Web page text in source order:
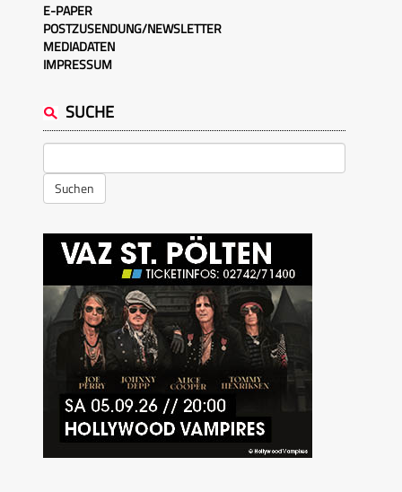
E-PAPER
POSTZUSENDUNG/NEWSLETTER
MEDIADATEN
IMPRESSUM
SUCHE
Suchen